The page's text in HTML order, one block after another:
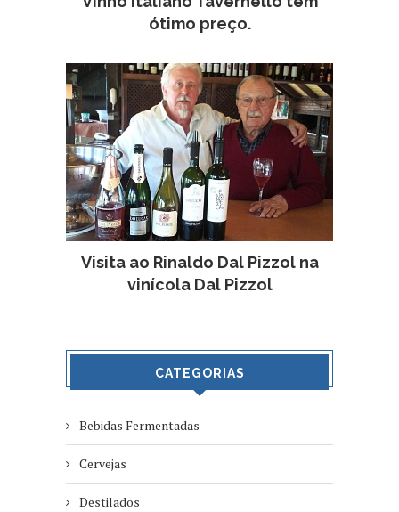
ótimo preço.
Visita ao Rinaldo Dal Pizzol na
vinícola Dal Pizzol
CATEGORIAS
Bebidas Fermentadas
Cervejas
Destilados